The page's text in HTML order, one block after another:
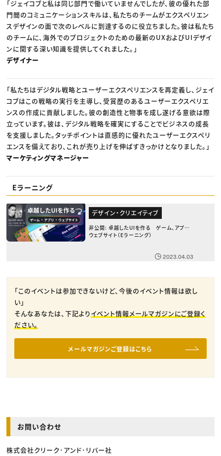
「ジェイコブと私は同じ部門で働いていませんでしたが、彼の優れた部
門間のコミュニケーションスキルは、私たちのチームがエクスペリエン
スデザインの面で次のレベルに到達するのに役立ちました。彼は私たち
のチームに、海外でのプロジェクトのための最新のUXおよびUIデザイ
ンに関する深い知識を提供してくれました。」
デザイナー
「私たちはデジタル戦略とユーザーエクスペリエンスを再定義し、ジェイ
コブはこの戦略の実行を主導し、受賞歴のあるユーザーエクスペリエ
ンスの作成に貢献しました。彼の創造性と物事を成し遂げる意欲は際
立っています。彼は、デジタル戦略を確実にすることでビジネスの成長
を支援しました。タッチポイントは直感的に優れたユーザーエクスペリ
エンスを備えており、これが売り上げを伸ばすきっかけとなりました。」
マーケティングマネージャー
Eラーニング
デザイン・クリエイティブ
非公開: 卓越したUIを作る ゲーム、アプリ、
ウェブサイト（Eラーニング）
2023.04.03
「このイベントは参加できないけど、今後のイベント情報は欲し
い」
そんなあなたは、下記よりイベント情報メールマガジンにご登録く
ださい。
メールマガジンご登録はこちら
お問い合わせ
株式会社クリーク･アンド･リバー社